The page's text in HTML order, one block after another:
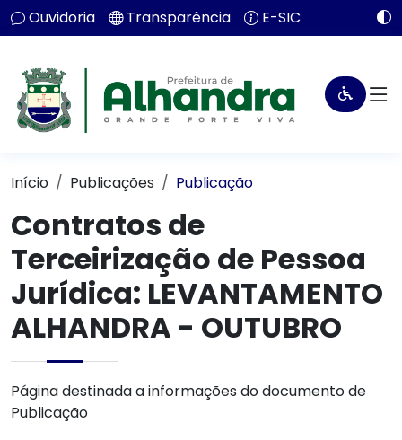
Ouvidoria Transparência E-SIC
Início Publicações Publicação
Contratos de
Terceirização de Pessoa
Jurídica: LEVANTAMENTO
ALHANDRA - OUTUBRO
Página destinada a informações do documento de
Publicação